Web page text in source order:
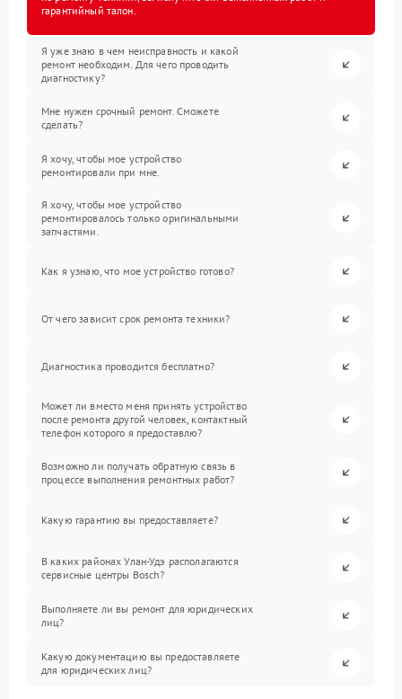
гарантийный талон.
Я уже знаю в чем неисправность и какой
ремонт необходим. Для чего проводить
диагностику?
Мне нужен срочный ремонт. Сможете
сделать?
Я хочу, чтобы мое устройство
ремонтировали при мне.
Я хочу, чтобы мое устройство
ремонтировалось только оригинальными
запчастями.
Как я узнаю, что мое устройство готово?
От чего зависит срок ремонта техники?
Диагностика проводится бесплатно?
Может ли вместо меня принять устройство
после ремонта другой человек, контактный
телефон которого я предоставлю?
Возможно ли получать обратную связь в
процессе выполнения ремонтных работ?
Какую гарантию вы предоставляете?
В каких районах Улан-Удэ располагаются
сервисные центры Bosch?
Выполняете ли вы ремонт для юридических
лиц?
Какую документацию вы предоставляете
для юридических лиц?